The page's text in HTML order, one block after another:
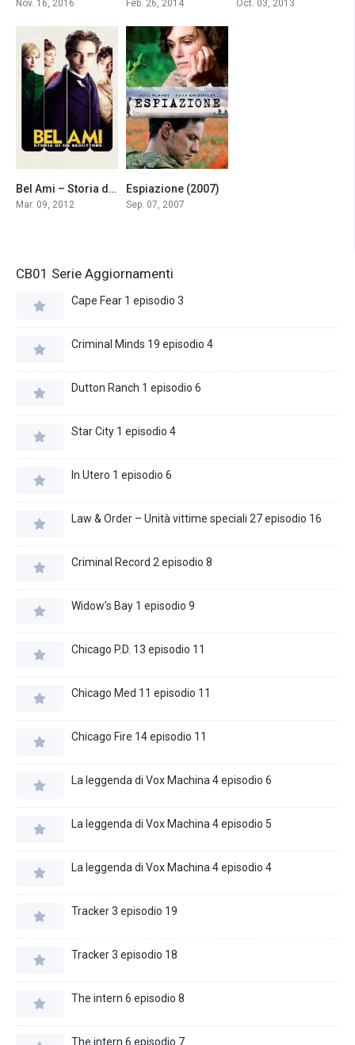
Nov. 16, 2016 Feb. 26, 2014 Oct. 03, 2013
5.4Bel Ami – Storia di un seduttore (2012)
Mar. 09, 2012
7.8
Espiazione (2007)
Sep. 07, 2007
CB01 Serie Aggiornamenti
Cape Fear 1 episodio 3
Criminal Minds 19 episodio 4
Dutton Ranch 1 episodio 6
Star City 1 episodio 4
In Utero 1 episodio 6
Law & Order – Unità vittime speciali 27 episodio 16
Criminal Record 2 episodio 8
Widow’s Bay 1 episodio 9
Chicago P.D. 13 episodio 11
Chicago Med 11 episodio 11
Chicago Fire 14 episodio 11
La leggenda di Vox Machina 4 episodio 6
La leggenda di Vox Machina 4 episodio 5
La leggenda di Vox Machina 4 episodio 4
Tracker 3 episodio 19
Tracker 3 episodio 18
The intern 6 episodio 8
The intern 6 episodio 7